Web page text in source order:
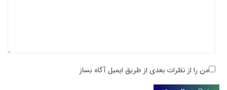
من را از نظرات بعدی از طریق ایمیل آگاه بساز